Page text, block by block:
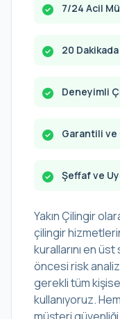
7/24 Acil
20
Deneyimli
Garantili
Şeffaf ve
Yakın Çilingir
çilingir
kurallarını en
öncesi risk
gerekli tüm
kullanıyoruz.